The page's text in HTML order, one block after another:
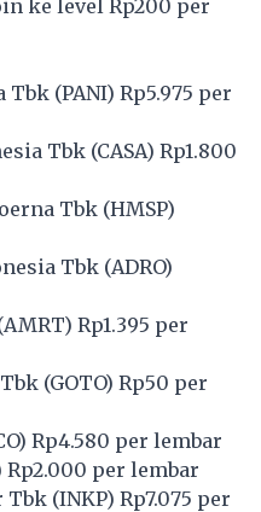
ke level Rp200 per
Tbk (PANI) Rp5.975 per
Tbk (CASA) Rp1.800
Tbk (HMSP)
Tbk (ADRO)
AMRT) Rp1.395 per
(GOTO) Rp50 per
) Rp4.580 per lembar
Rp2.000 per lembar
Tbk (INKP) Rp7.075 per